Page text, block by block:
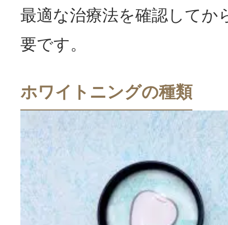
最適な治療法を確認してか
要です。
ホワイトニングの種類